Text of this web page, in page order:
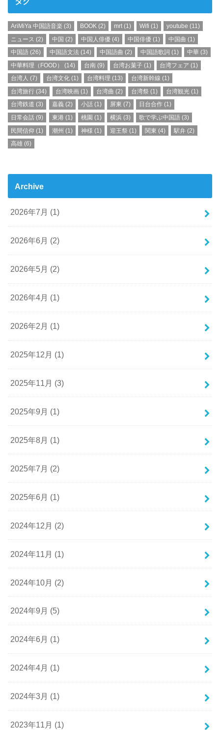
AriMiYa 中国語音楽 (3) BOOK(2) mrt(1) Wifi (1) youtube (11)
ニュース (2) 中国 (2) 中国人俳優(4) 中国俳優 (1) 中国曲 (1)
中国語 (26) 中国語文法 (14) 中国語曲 (2) 中国語歌詞 (1) 中華 (3)
中華料理（FOOD）
(14) 台南 (9) 台湾お菓子(1) 台湾フェア (1)
台湾人 (7) 台湾文化(1) 台湾料理 (13) 台湾新幹線 (1)
台湾旅行 (34) 台湾映画(1) 台湾曲 (2) 台湾祭 (1) 台湾観光 (1)
台湾鉄道 (3) 嘉義 (2) 小話(1) 屏東 (7) 日台合作 (1)
日常会話 (9) 東港(1) 桃園 (1) 横浜 (3) 歌で学ぶ中国語 (3)
民間信仰 (1) 潮州 (1) 神様 (1) 迎王祭 (1) 関東 (4) 駅弁 (2)
高雄 (6)
Archive
2026年7月 (1)
2026年6月 (2)
2026年5月 (2)
2026年4月 (1)
2026年2月 (1)
2025年12月 (1)
2025年11月 (3)
2025年9月 (1)
2025年8月 (1)
2025年7月 (2)
2025年6月 (1)
2024年12月 (2)
2024年11月 (1)
2024年10月 (2)
2024年9月 (5)
2024年6月 (1)
2024年4月 (1)
2024年3月 (1)
2023年11月 (1)